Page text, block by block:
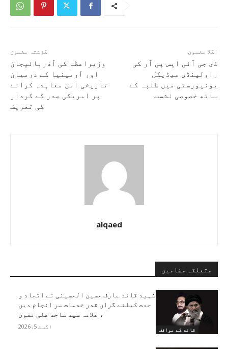
گزشتہ مضمون
وزیراعظم کی آذربائیجان
اور آرمینیا کے درمیان
تاریخی امن معاہدہ کرانے
پر امریکی صدر کے کردار
کی تعریف
اگلا مضمون
ڈی جی آئی ایس پی آر کی
راولپنڈی میڈیکل
یونیورسٹی میں طلبہ کے
ساتھ خصوصی نشست
alqaed
متعلقہ مضامین
قائد کے مواقف
شہید قائد عارف حسین الحسینی نے اتحاد و
حدت کیلئے گراں قدر خدمات سر انجام دیں
، علامہ سید ساجد علی نقوی
اگست 5, 2026